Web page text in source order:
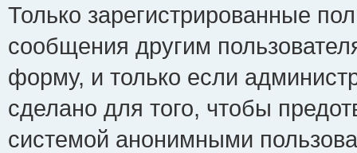
Только зарегистрированные
сообщения другим
форму, и только если
сделано для того, чтобы
системой анонимными